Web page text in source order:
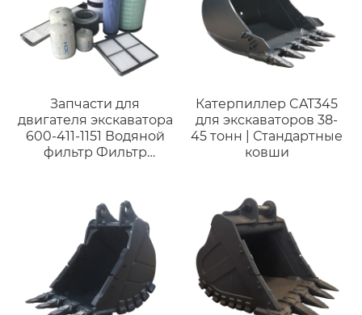
Запчасти для
двигателя экскаватора
600-411-1151 Водяной
фильтр Фильтр
для PC200-6
Фильтрующий
элемент воздушного
компрессора горячей
продажи C30850-2
Катерпиллер CAT345
для экскаваторов 38-
45 тонн | Стандартные
ковши